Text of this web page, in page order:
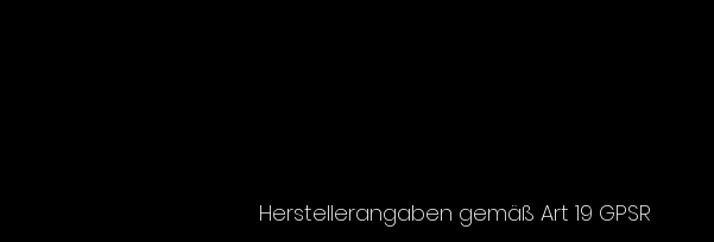
Herstellerangaben gemäß Art 19 GPSR